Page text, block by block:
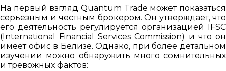
На первый взгляд Quantum Trade может показаться
серьезным и честным брокером. Он утверждает, что
его деятельность регулируется организацией IFSC
(International Financial Services Commission) и что он
имеет офис в Белизе. Однако, при более детальном
изучении можно обнаружить много сомнительных
и тревожных фактов: